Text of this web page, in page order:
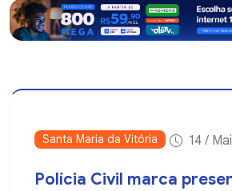
Santa Maria da Vitória 14 /
Polícia Civil marca